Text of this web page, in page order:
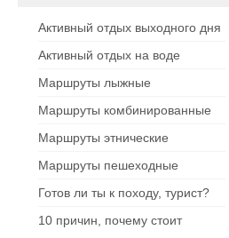
Активный отдых выходного дня
Активный отдых на воде
Маршруты лыжные
Маршруты комбинированные
Маршруты этнические
Маршруты пешеходные
Готов ли ты к походу, турист?
10 причин, почему стоит